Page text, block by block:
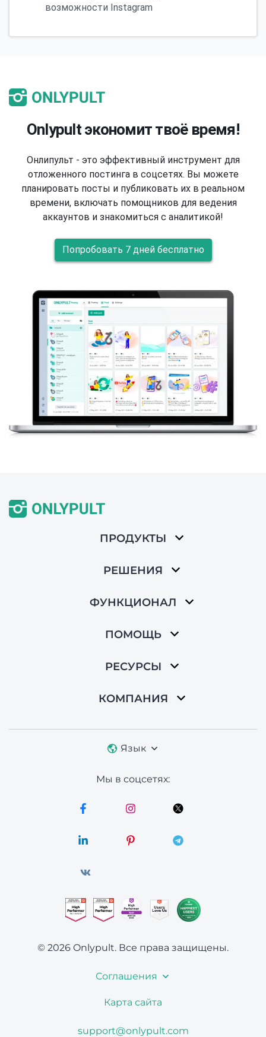
возможности Instagram
Onlypult экономит твоё время!
Онлипульт - это эффективный инструмент для
отложенного постинга в соцсетях. Вы можете
планировать посты и публиковать их в реальном
времени, включать помощников для ведения
аккаунтов и знакомиться с аналитикой!
Попробовать 7 дней бесплатно
ПРОДУКТЫ
РЕШЕНИЯ
ФУНКЦИОНАЛ
ПОМОЩЬ
РЕСУРСЫ
КОМПАНИЯ
Язык
Мы в соцсетях:
© 2026 Onlypult. Все права защищены.
Соглашения
Карта сайта
support@onlypult.com